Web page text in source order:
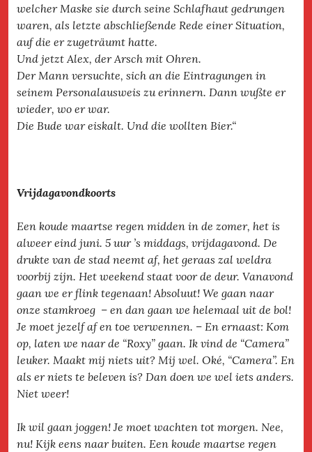
welcher Maske sie durch seine Schlafhaut gedrungen
waren, als letzte abschließende Rede einer Situation,
auf die er zugeträumt hatte.
Und jetzt Alex, der Arsch mit Ohren.
Der Mann versuchte, sich an die Eintragungen in
seinem Personalausweis zu erinnern. Dann wußte er
wieder, wo er war.
Die Bude war eiskalt. Und die wollten Bier.“
Vrijdagavondkoorts
Een koude maartse regen midden in de zomer, het is
alweer eind juni. 5 uur ’s middags, vrijdagavond. De
drukte van de stad neemt af, het geraas zal weldra
voorbij zijn. Het weekend staat voor de deur. Vanavond
gaan we er flink tegenaan! Absoluut! We gaan naar
onze stamkroeg – en dan gaan we helemaal uit de bol!
Je moet jezelf af en toe verwennen. – En ernaast: Kom
op, laten we naar de “Roxy” gaan. Ik vind de “Camera”
leuker. Maakt mij niets uit? Mij wel. Oké, “Camera”. En
als er niets te beleven is? Dan doen we wel iets anders.
Niet weer!
Ik wil gaan joggen! Je moet wachten tot morgen. Nee,
nu! Kijk eens naar buiten. Een koude maartse regen